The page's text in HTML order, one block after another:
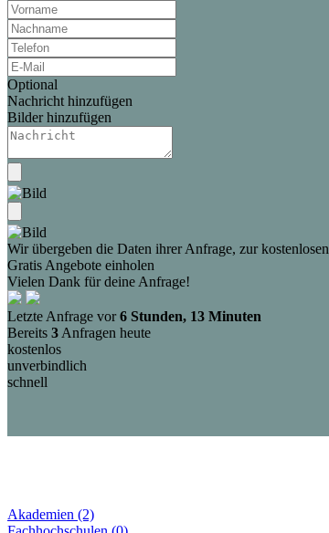
Optional
Nachricht hinzufügen
Bilder hinzufügen
Wir übergeben die Daten ihrer Anfrage, zur
Gratis Angebote einholen
Vielen Dank für deine Anfrage!
Letzte Anfrage vor6 Stunden, 13 Minuten
Bereits 3 Anfragen heute
kostenlos
unverbindlich
schnell
Akademien (2)